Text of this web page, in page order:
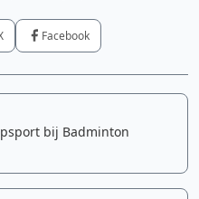
Facebook
bij Badminton